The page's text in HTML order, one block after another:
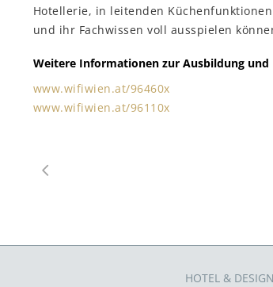
Hotellerie, in leitenden
und ihr Fachwissen voll ausspielen
Weitere Informationen zur Ausbildung und
www.wifiwien.at/96460x
www.wifiwien.at/96110x
HOTEL &